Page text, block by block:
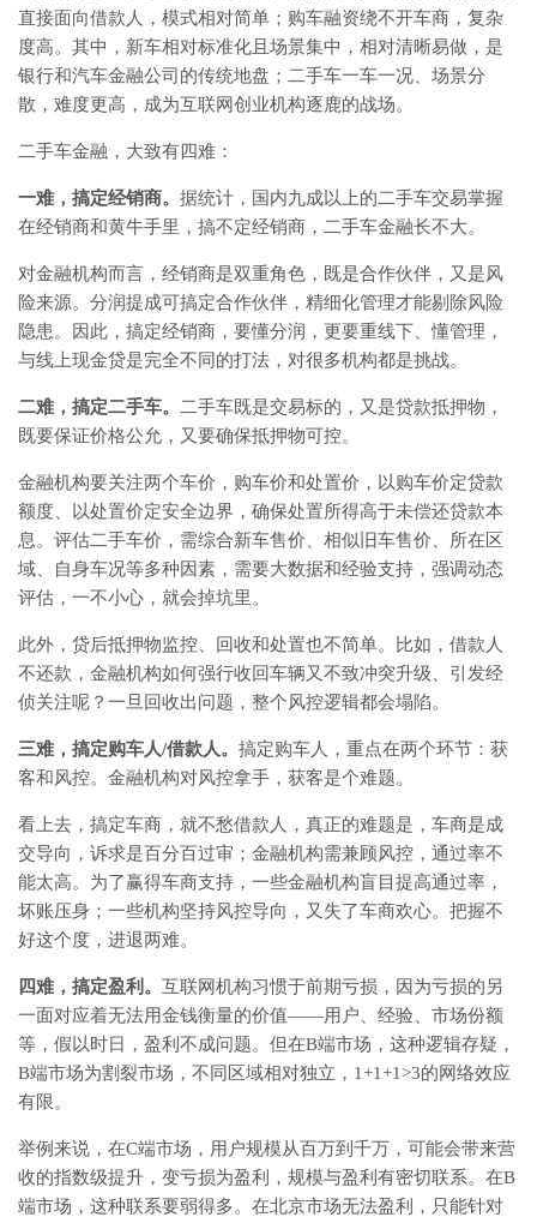
直接面向借款人，模式相对简单；购车融资绕不开车商，复杂
度高。其中，新车相对标准化且场景集中，相对清晰易做，是
银行和汽车金融公司的传统地盘；二手车一车一况、场景分
散，难度更高，成为互联网创业机构逐鹿的战场。
二手车金融，大致有四难：
一难，搞定经销商。 据统计，国内九成以上的二手车交易掌握
在经销商和黄牛手里，搞不定经销商，二手车金融长不大。
对金融机构而言，经销商是双重角色，既是合作伙伴，又是风
险来源。分润提成可搞定合作伙伴，精细化管理才能剔除风险
隐患。因此，搞定经销商，要懂分润，更要重线下、懂管理，
与线上现金贷是完全不同的打法，对很多机构都是挑战。
二难，搞定二手车。
二手车既是交易标的，又是贷款抵押物，
既要保证价格公允，又要确保抵押物可控。
金融机构要关注两个车价，购车价和处置价，以购车价定贷款
额度、以处置价定安全边界，确保处置所得高于未偿还贷款本
息。评估二手车价，需综合新车售价、相似旧车售价、所在区
域、自身车况等多种因素，需要大数据和经验支持，强调动态
评估，一不小心，就会掉坑里。
此外，贷后抵押物监控、回收和处置也不简单。比如，借款人
不还款，金融机构如何强行收回车辆又不致冲突升级、引发经
侦关注呢？一旦回收出问题，整个风控逻辑都会塌陷。
三难，搞定购车人/借款人。 搞定购车人，重点在两个环节：获
客和风控。金融机构对风控拿手，获客是个难题。
看上去，搞定车商，就不愁借款人，真正的难题是，车商是成
交导向，诉求是百分百过审；金融机构需兼顾风控，通过率不
能太高。为了赢得车商支持，一些金融机构盲目提高通过率，
坏账压身；一些机构坚持风控导向，又失了车商欢心。把握不
好这个度，进退两难。
四难，搞定盈利。 互联网机构习惯于前期亏损，因为亏损的另
一面对应着无法用金钱衡量的价值——用户、经验、市场份额
等，假以时日，盈利不成问题。但在B端市场，这种逻辑存疑，
B端市场为割裂市场，不同区域相对独立，1+1+1>3的网络效应
有限。
举例来说，在C端市场，用户规模从百万到千万，可能会带来营
收的指数级提升，变亏损为盈利，规模与盈利有密切联系。在B
端市场，这种联系要弱得多。在北京市场无法盈利，只能针对